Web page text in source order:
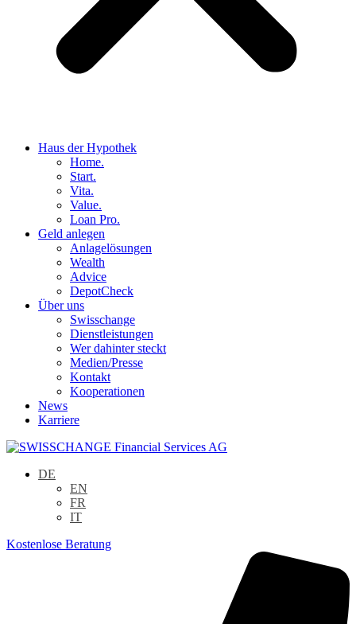
Haus der Hypothek
Home.
Start.
Vita.
Value.
Loan Pro.
Geld anlegen
Anlagelösungen
Wealth
Advice
DepotCheck
Über uns
Swisschange
Dienstleistungen
Wer dahinter steckt
Medien/Presse
Kontakt
Kooperationen
News
Karriere
DE
EN
FR
IT
Kostenlose Beratung